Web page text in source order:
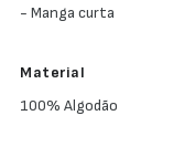
- Manga curta
Material
100% Algodão